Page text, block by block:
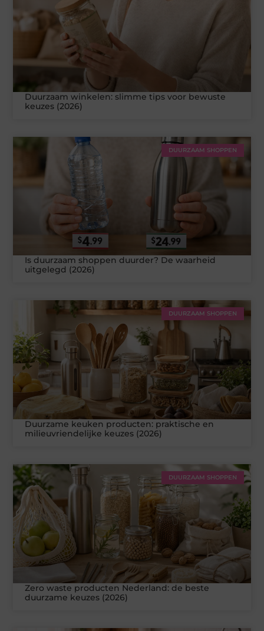
Duurzaam winkelen: slimme tips voor bewuste
keuzes (2026)
DUURZAAM SHOPPEN
Is duurzaam shoppen duurder? De waarheid
uitgelegd (2026)
DUURZAAM SHOPPEN
Duurzame keuken producten: praktische en
milieuvriendelijke keuzes (2026)
DUURZAAM SHOPPEN
Zero waste producten Nederland: de beste
duurzame keuzes (2026)